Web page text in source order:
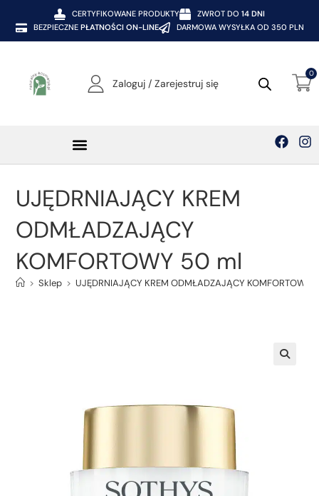
CERTYFIKOWANE PRODUKTY ZWROT DO 14 DNI
BEZPIECZNE PŁATNOŚCI ON-LINE DARMOWA WYSYŁKA OD 350 PLN
Zaloguj / Zarejestruj się
0
UJĘDRNIAJĄCY KREM
ODMŁADZAJĄCY
KOMFORTOWY 50 ml
> Sklep > UJĘDRNIAJĄCY KREM ODMŁADZAJĄCY KOMFORTOWY